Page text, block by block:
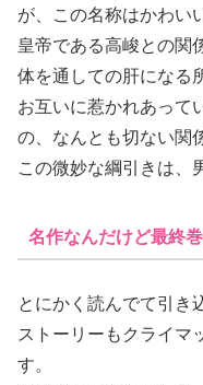
が、この名称はかわい
皇帝である高峻との関
体を通しての肝になる
お互いに惹かれあって
の、なんとも切ない関
この微妙な綱引きは、
名作なんだけど最終
とにかく読んでて引き
ストーリーもクライマ
す。